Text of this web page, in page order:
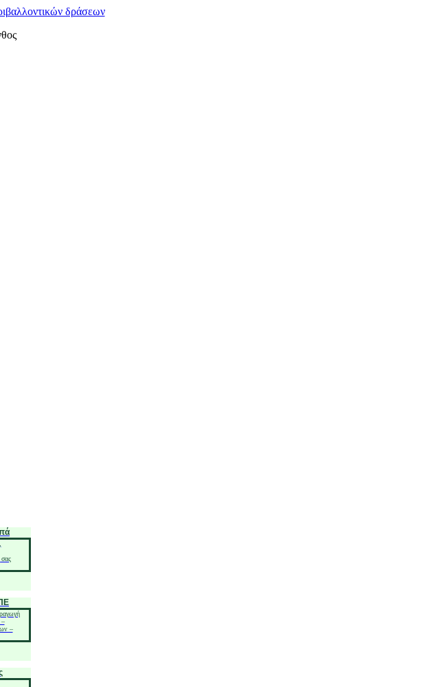
δράσεων
σας
–
–